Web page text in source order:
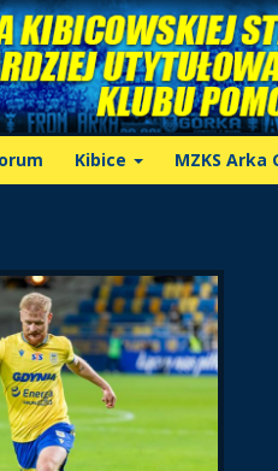
Kibice MZKS Arka